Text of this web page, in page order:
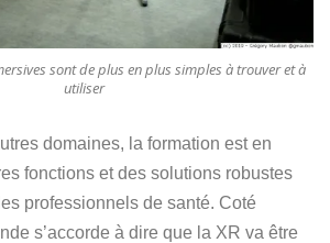
sont de plus en plus simples à trouver et à
utiliser
domaines, la formation est en
fonctions et des solutions robustes
professionnels de santé. Coté
s’accorde à dire que la XR va être